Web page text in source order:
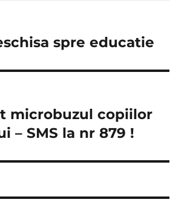
spre educatie
microbuzul copiilor
– SMS la nr 879 !